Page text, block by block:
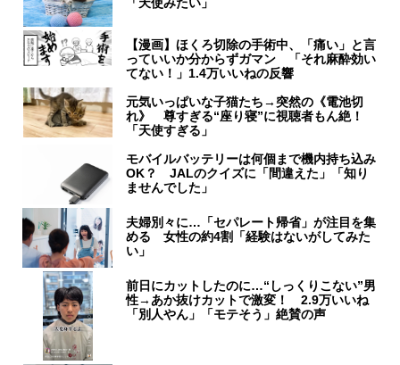
「天使みたい」
【漫画】ほくろ切除の手術中、「痛い」と言
っていいか分からずガマン 「それ麻酔効い
てない！」1.4万いいねの反響
元気いっぱいな子猫たち→突然の《電池切
れ》 尊すぎる“座り寝”に視聴者もん絶！
「天使すぎる」
モバイルバッテリーは何個まで機内持ち込み
OK？ JALのクイズに「間違えた」「知り
ませんでした」
夫婦別々に…「セパレート帰省」が注目を集
める 女性の約4割「経験はないがしてみた
い」
前日にカットしたのに…“しっくりこない”男
性→あか抜けカットで激変！ 2.9万いいね
「別人やん」「モテそう」絶賛の声